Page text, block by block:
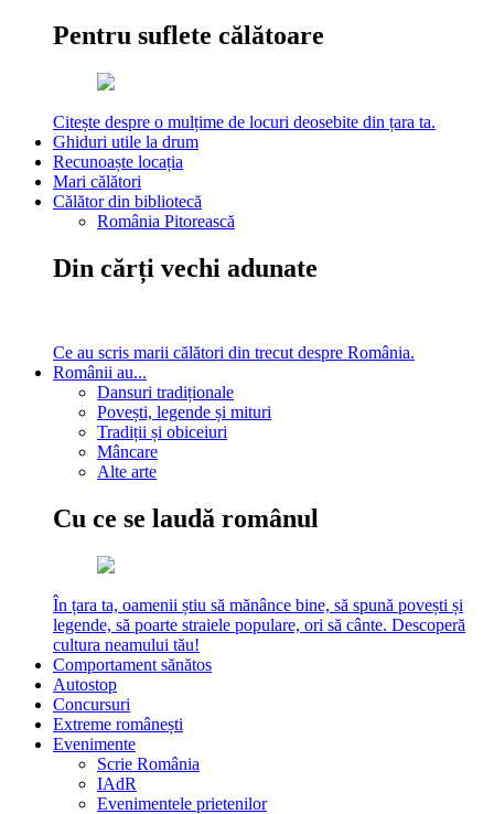
Pentru suflete călătoare
Citește despre o mulțime de locuri deosebite din țara ta.
Ghiduri utile la drum
Recunoaște locația
Mari călători
Călător din bibliotecă
România Pitorească
Din cărți vechi adunate
Ce au scris marii călători din trecut despre România.
Românii au...
Dansuri tradiționale
Povești, legende și mituri
Tradiții și obiceiuri
Mâncare
Alte arte
Cu ce se laudă românul
În țara ta, oamenii știu să mănânce bine, să spună povești și
legende, să poarte straiele populare, ori să cânte. Descoperă
cultura neamului tău!
Comportament sănătos
Autostop
Concursuri
Extreme românești
Evenimente
Scrie România
IAdR
Evenimentele prietenilor